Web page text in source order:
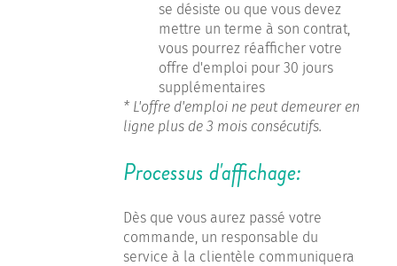
se désiste ou que vous devez
mettre un terme à son contrat,
vous pourrez réafficher votre
offre d'emploi pour 30 jours
supplémentaires
* L'offre d'emploi ne peut demeurer en
ligne plus de 3 mois consécutifs.
Processus d'affichage:
Dès que vous aurez passé votre
commande, un responsable du
service à la clientèle communiquera